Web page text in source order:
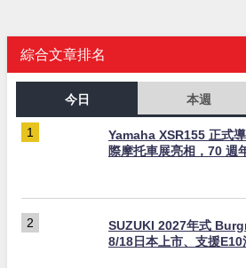
綜合文章排名
今日 本週
Yamaha XSR155 正式
際摩托車展亮相，70 週
SUZUKI 2027年式
8/18日本上市、支援